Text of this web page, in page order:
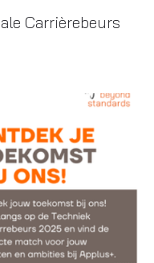
Carrièrebeurs